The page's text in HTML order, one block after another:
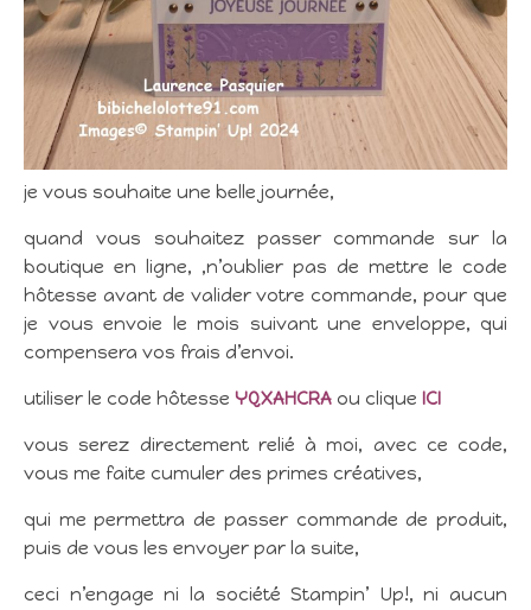
je vous souhaite une belle journée,
quand vous souhaitez passer commande sur la
boutique en ligne, ,n’oublier pas de mettre le code
hôtesse avant de valider votre commande, pour que
je vous envoie le mois suivant une enveloppe, qui
compensera vos frais d’envoi.
utiliser le code hôtesse YQXAHCRA ou clique ICI
vous serez directement relié à moi, avec ce code,
vous me faite cumuler des primes créatives,
qui me permettra de passer commande de produit,
puis de vous les envoyer par la suite,
ceci n’engage ni la société Stampin’ Up!, ni aucun